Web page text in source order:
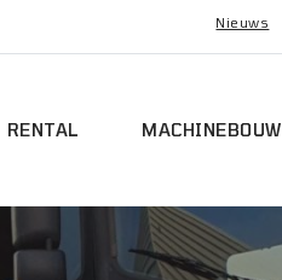
Nieuws
RENTAL MACHINEBOUW